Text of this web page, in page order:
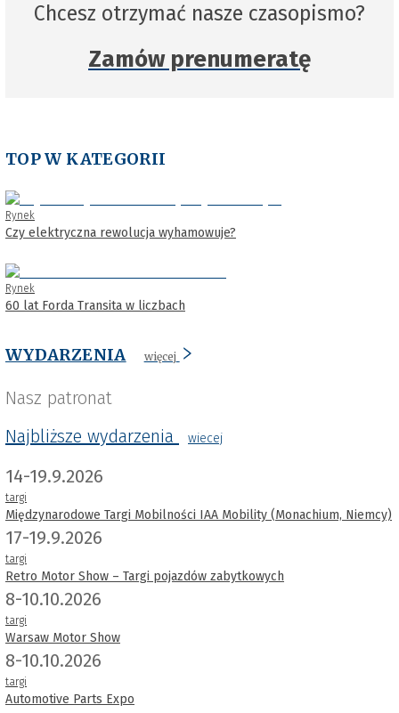
Chcesz otrzymać nasze czasopismo?
Zamów prenumeratę
TOP W KATEGORII
Rynek
Czy elektryczna rewolucja wyhamowuje?
Rynek
60 lat Forda Transita w liczbach
WYDARZENIA więcej
Nasz patronat
Najbliższe wydarzenia
wiecej
14-19.9.2026
targi
Międzynarodowe Targi Mobilności IAA Mobility (Monachium, Niemcy)
17-19.9.2026
targi
Retro Motor Show – Targi pojazdów zabytkowych
8-10.10.2026
targi
Warsaw Motor Show
8-10.10.2026
targi
Automotive Parts Expo